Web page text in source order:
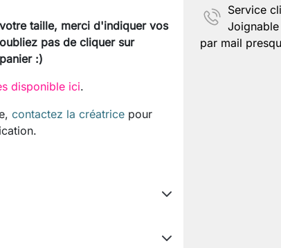
Service
par mail
taille, merci d'indiquer vos
pas de cliquer sur
:)
disponible ici.
contactez la créatrice pour